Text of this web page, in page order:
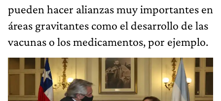
pueden hacer alianzas muy importantes en
áreas gravitantes como el desarrollo de las
vacunas o los medicamentos, por ejemplo.